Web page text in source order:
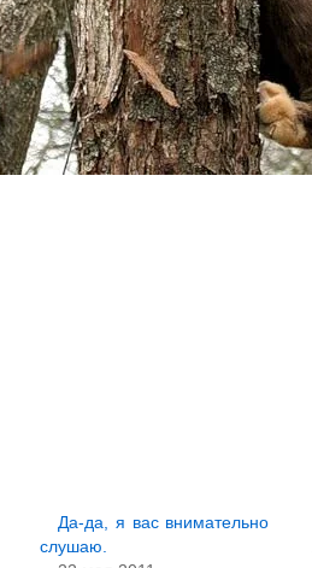
Да-да, я вас внимательно
слушаю.